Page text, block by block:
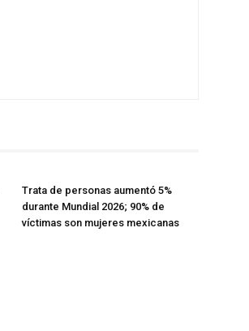
Trata de personas aumentó 5%
durante Mundial 2026; 90% de
víctimas son mujeres mexicanas